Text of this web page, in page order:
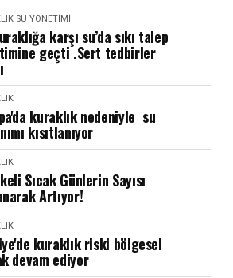
SU YÖNETIMI
karşı su’da sıkı talep
geçti .Sert tedbirler
kuraklık nedeniyle su
kısıtlanıyor
Sıcak Günlerin Sayısı
Artıyor!
kuraklık riski bölgesel
devam ediyor